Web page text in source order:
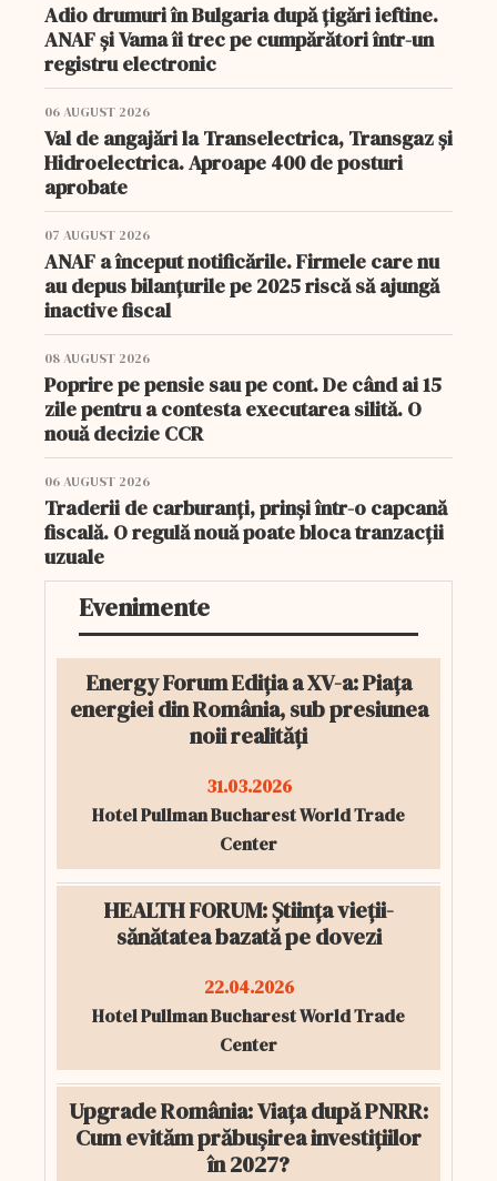
Adio drumuri în Bulgaria după țigări ieftine.
ANAF și Vama îi trec pe cumpărători într-un
registru electronic
06 AUGUST 2026
Val de angajări la Transelectrica, Transgaz și
Hidroelectrica. Aproape 400 de posturi
aprobate
07 AUGUST 2026
ANAF a început notificările. Firmele care nu
au depus bilanțurile pe 2025 riscă să ajungă
inactive fiscal
08 AUGUST 2026
Poprire pe pensie sau pe cont. De când ai 15
zile pentru a contesta executarea silită. O
nouă decizie CCR
06 AUGUST 2026
Traderii de carburanți, prinși într-o capcană
fiscală. O regulă nouă poate bloca tranzacții
uzuale
Evenimente
Energy Forum Ediția a XV-a: Piața
energiei din România, sub presiunea
noii realități
31.03.2026
Hotel Pullman Bucharest World Trade
Center
HEALTH FORUM: Știința vieții-
sănătatea bazată pe dovezi
22.04.2026
Hotel Pullman Bucharest World Trade
Center
Upgrade România: Viața după PNRR:
Cum evităm prăbușirea investițiilor
în 2027?